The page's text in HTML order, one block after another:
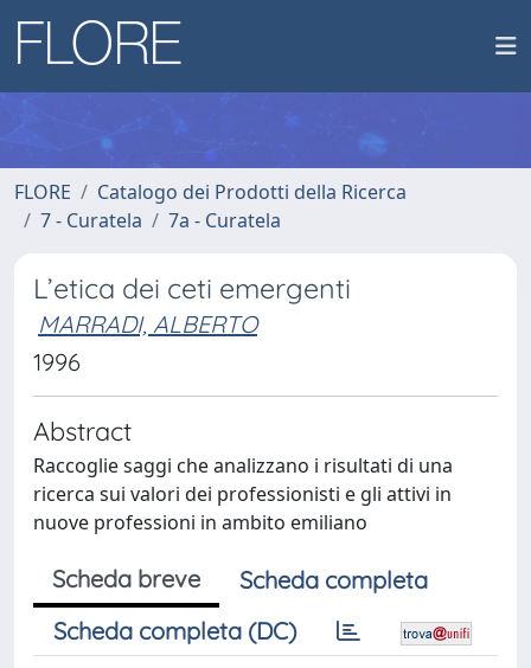
FLORE
Catalogo dei Prodotti della Ricerca
7 - Curatela
7a - Curatela
L’etica dei ceti emergenti
MARRADI, ALBERTO
1996
Abstract
Raccoglie saggi che analizzano i risultati di una
ricerca sui valori dei professionisti e gli attivi in
nuove professioni in ambito emiliano
Scheda breve
Scheda completa
Scheda completa (DC)